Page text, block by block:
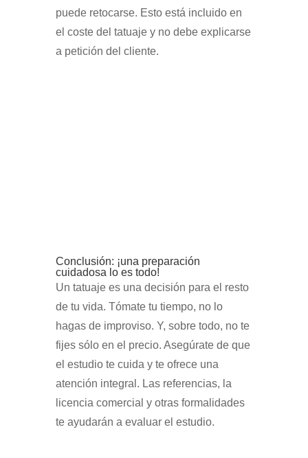
puede retocarse. Esto está incluido en
el coste del tatuaje y no debe explicarse
a petición del cliente.
Conclusión: ¡una preparación
cuidadosa lo es todo!
Un tatuaje es una decisión para el resto
de tu vida. Tómate tu tiempo, no lo
hagas de improviso. Y, sobre todo, no te
fijes sólo en el precio. Asegúrate de que
el estudio te cuida y te ofrece una
atención integral. Las referencias, la
licencia comercial y otras formalidades
te ayudarán a evaluar el estudio.